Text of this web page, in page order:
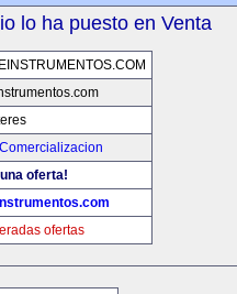
lo ha puesto en Venta
oferta!
ofertas